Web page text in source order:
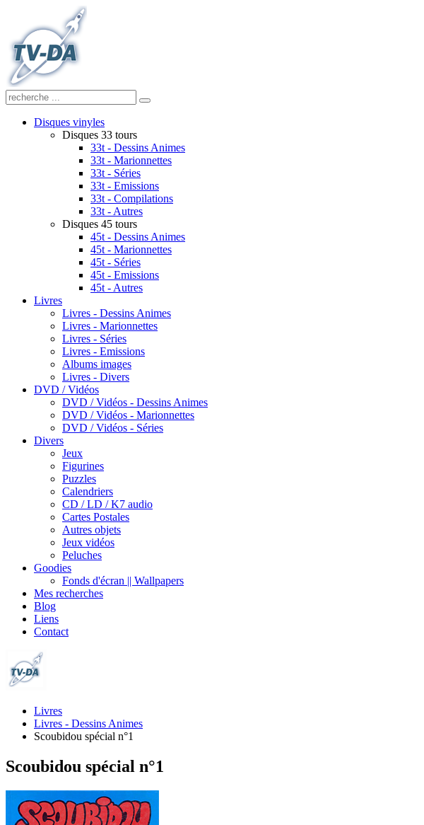
Disques vinyles
Disques 33 tours
33t - Dessins Animes
33t - Marionnettes
33t - Séries
33t - Emissions
33t - Compilations
33t - Autres
Disques 45 tours
45t - Dessins Animes
45t - Marionnettes
45t - Séries
45t - Emissions
45t - Autres
Livres
Livres - Dessins Animes
Livres - Marionnettes
Livres - Séries
Livres - Emissions
Albums images
Livres - Divers
DVD / Vidéos
DVD / Vidéos - Dessins Animes
DVD / Vidéos - Marionnettes
DVD / Vidéos - Séries
Divers
Jeux
Figurines
Puzzles
Calendriers
CD / LD / K7 audio
Cartes Postales
Autres objets
Jeux vidéos
Peluches
Goodies
Fonds d'écran || Wallpapers
Mes recherches
Blog
Liens
Contact
Livres
Livres - Dessins Animes
Scoubidou spécial n°1
Scoubidou spécial n°1